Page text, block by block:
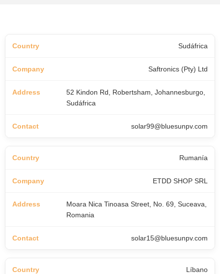
Sudáfrica
Saftronics (Pty) Ltd
52 Kindon Rd, Robertsham, Johannesburgo,
Sudáfrica
solar99@bluesunpv.com
Rumanía
ETDD SHOP SRL
Moara Nica Tinoasa Street, No. 69, Suceava,
Romania
solar15@bluesunpv.com
Líbano